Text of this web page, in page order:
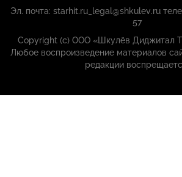
Эл. почта: starhit.ru_legal@shkulev.ru
57
Copyright (с) ООО «Шкулёв Диджитал
Любое воспроизведение материалов
редакции